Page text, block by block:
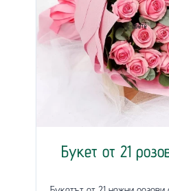
Букет от 21